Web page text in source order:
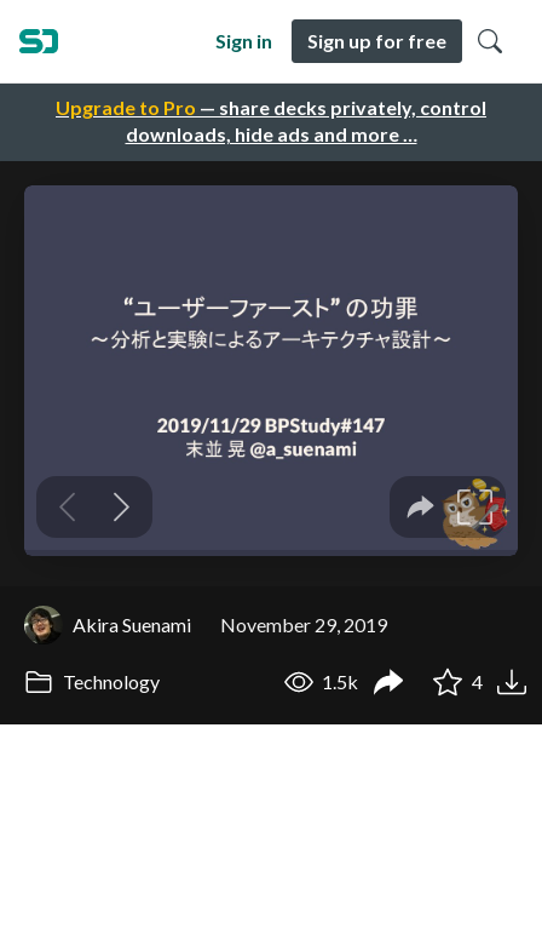
Upgrade to Pro — share decks privately, control
downloads, hide ads and more …
Sign in Sign up for free
Akira Suenami November 29, 2019
Technology 1.5k 4